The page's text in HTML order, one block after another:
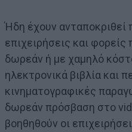
Ήδη έχουν ανταποκριθεί
επιχειρήσεις και
δωρεάν ή με χαμηλό
ηλεκτρονικά βιβλία και
κινηματογραφικές
δωρεάν πρόσβαση στο
βοηθηθούν οι